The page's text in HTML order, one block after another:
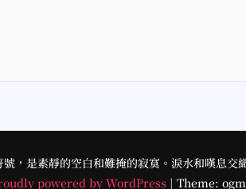
，是素靜的空白和難掩的寂寞。淚水和嘆息
powered by WordPress | Theme: